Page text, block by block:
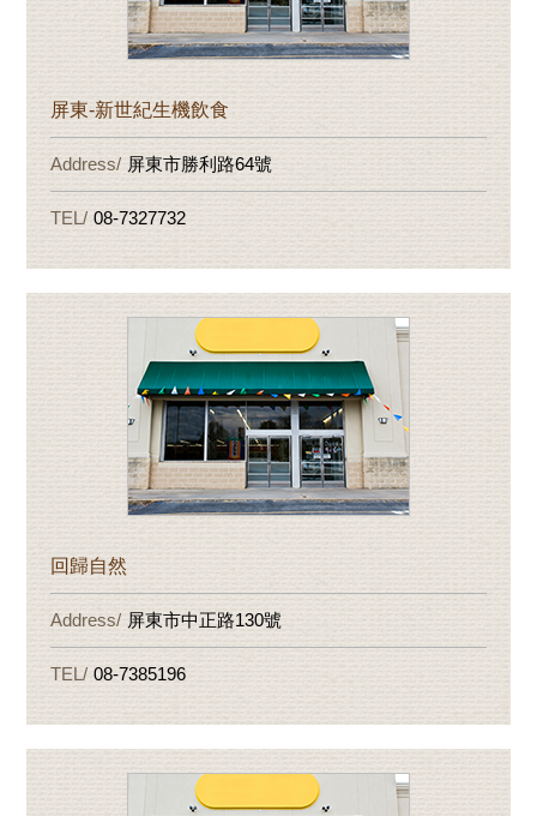
屏東-新世紀生機飲食
屏東市勝利路64號
08-7327732
回歸自然
屏東市中正路130號
08-7385196